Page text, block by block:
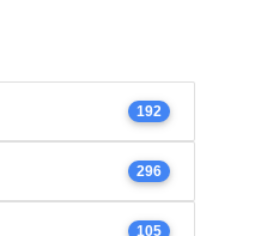
192
296
105